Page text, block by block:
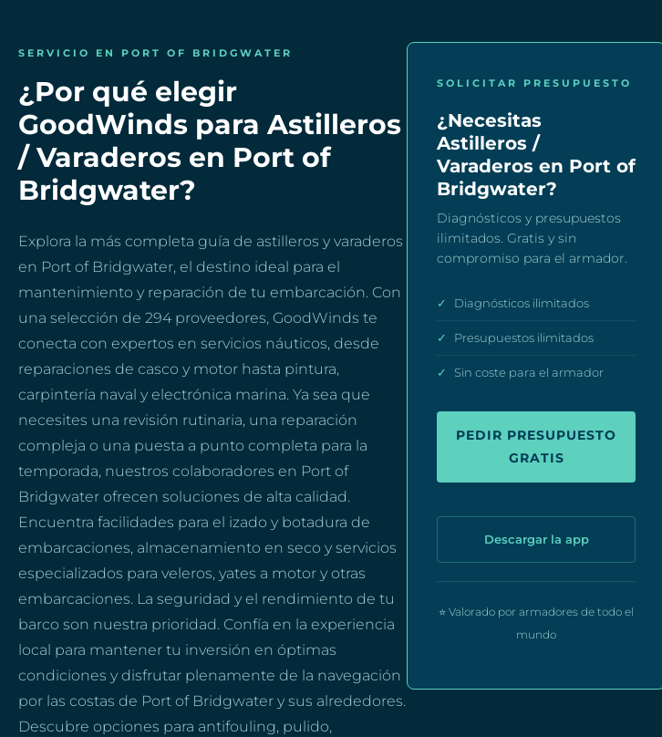
SERVICIO EN PORT OF BRIDGWATER
¿Por qué elegir
GoodWinds para Astilleros
/ Varaderos en Port of
Bridgwater?
Explora la más completa guía de astilleros y varaderos
en Port of Bridgwater, el destino ideal para el
mantenimiento y reparación de tu embarcación. Con
una selección de 294 proveedores, GoodWinds te
conecta con expertos en servicios náuticos, desde
reparaciones de casco y motor hasta pintura,
carpintería naval y electrónica marina. Ya sea que
necesites una revisión rutinaria, una reparación
compleja o una puesta a punto completa para la
temporada, nuestros colaboradores en Port of
Bridgwater ofrecen soluciones de alta calidad.
Encuentra facilidades para el izado y botadura de
embarcaciones, almacenamiento en seco y servicios
especializados para veleros, yates a motor y otras
embarcaciones. La seguridad y el rendimiento de tu
barco son nuestra prioridad. Confía en la experiencia
local para mantener tu inversión en óptimas
condiciones y disfrutar plenamente de la navegación
por las costas de Port of Bridgwater y sus alrededores.
Descubre opciones para antifouling, pulido,
SOLICITAR PRESUPUESTO
¿Necesitas
Astilleros /
Varaderos en Port of
Bridgwater?
Diagnósticos y presupuestos
ilimitados. Gratis y sin
compromiso para el armador.
✓ Diagnósticos ilimitados
✓ Presupuestos ilimitados
✓ Sin coste para el armador
PEDIR PRESUPUESTO
GRATIS
Descargar la app
⭐ Valorado por armadores de todo el
mundo